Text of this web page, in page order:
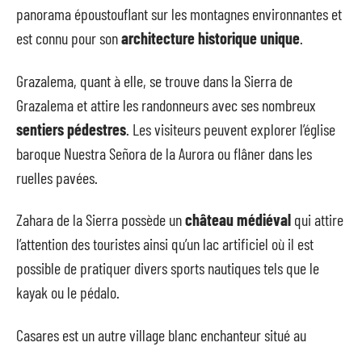
panorama époustouflant sur les montagnes environnantes et
est connu pour sonarchitecture historique unique.
Grazalema, quant à elle, se trouve dans la Sierra de
Grazalema et attire les randonneurs avec ses nombreux
sentiers pédestres . Les visiteurs peuvent explorer l’église
baroque Nuestra Señora de la Aurora ou flâner dans les
ruelles pavées.
Zahara de la Sierra possède unchâteau médiéval qui attire
l’attention des touristes ainsi qu’un lac artificiel où il est
possible de pratiquer divers sports nautiques tels que le
kayak ou le pédalo.
Casares est un autre village blanc enchanteur situé au